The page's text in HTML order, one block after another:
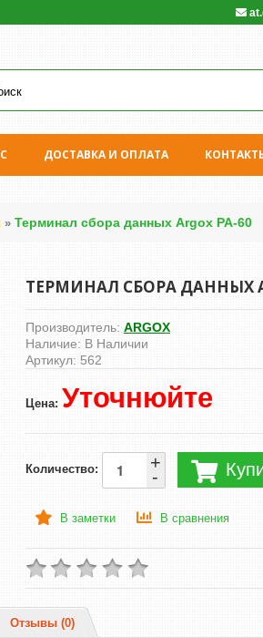
ДОСТАВКА И ОПЛАТА
» Терминал сбора данных Argox PA-60
ТЕРМИНАЛ СБОРА ДАННЫХ
Производитель: ARGOX
Наличие: В Наличии
Артикул: 562
Цена: Уточнюйте
Количество: -
+
В заметки В сравнения
Отзывы (0)